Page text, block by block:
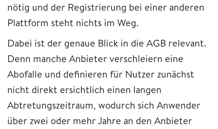
nötig und der Registrierung bei einer anderen
Plattform steht nichts im Weg.
Dabei ist der genaue Blick in die AGB relevant.
Denn manche Anbieter verschleiern eine
Abofalle und definieren für Nutzer zunächst
nicht direkt ersichtlich einen langen
Abtretungszeitraum, wodurch sich Anwender
über zwei oder mehr Jahre an den Anbieter